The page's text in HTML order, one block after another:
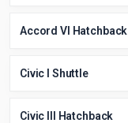
Accord VI Hatchback
Civic I Shuttle
Civic III Hatchback